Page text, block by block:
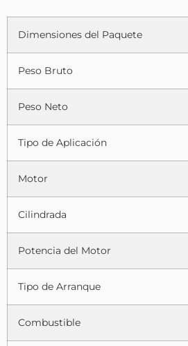
Dimensiones del Paquete
Peso Bruto
Peso Neto
Tipo de Aplicación
Motor
Cilindrada
Potencia del Motor
Tipo de Arranque
Combustible